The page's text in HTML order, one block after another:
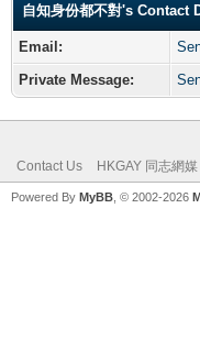
自知身份都不對's Contact
Email:
Private Message:
Contact Us HKGAY 同志網
Powered By MyBB , © 2002-2026